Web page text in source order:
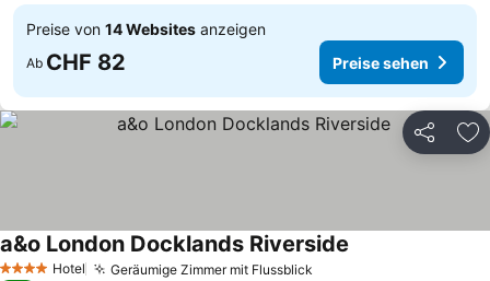
Preise von 14 Websites anzeigen
Ab CHF 82 Preise sehen
Teilen
4 Sterne Hotel Geräumige Zimmer mit Flussblick
a&o London Docklands Riverside